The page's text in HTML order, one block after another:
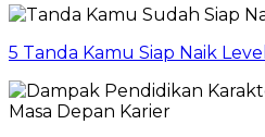
5 Tanda Kamu Siap Naik